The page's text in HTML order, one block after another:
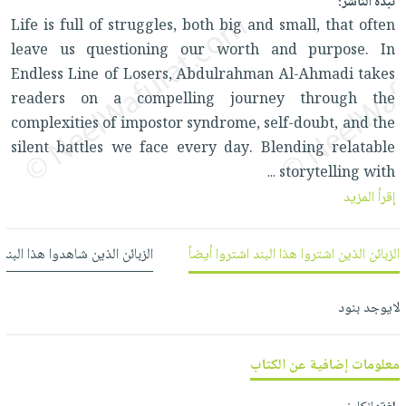
العناية
بالأسنان
الحمية
والتغذية
أدوات
المائدة
الأوعية
والتخزين
أدوات
المطبخ
الأكثر
مبيعاً
العودة
للمدارس
اكسسوارات
كتب
اكسسوارات
منزلية
ملابس
مطرزات
حقائب
حلي
عناية
بالذات
شحن
مجاني
بنود
مختارة
اشتراكات
كل
الاشتراكات
صندوق
iKitab
بلا
بحث
متقدم
نيل
وفرات
عن
الشركة
سياسةلائحة
Life is full of struggles, both big and small, that often
leave us questioning our worth and purpose. In
Endless Line of Losers, Abdulrahman Al-Ahmadi takes
readers on a compelling journey through the
complexities of impostor syndrome, self-doubt, and the
silent battles we face every day. Blending relatable
storytelling with
...
إقرأ المزيد
الزبائن الذين اشتروا هذا البند اشتروا أيضاً الزبائن الذين شاهدوا هذا
لايوجد بنود
معلومات إضافية عن الكتاب